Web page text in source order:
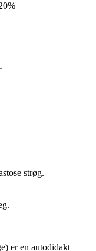
strøg.
er en autodidakt